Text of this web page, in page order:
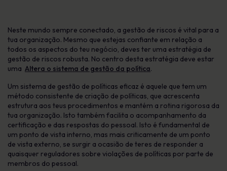
Neste mundo sempre conectado, a gestão de riscos é vital para a
tua organização. Mesmo que estejas confiante em relação a
todos os aspectos do teu negócio, deves ter uma estratégia de
gestão de riscos robusta. No centro desta estratégia deve estar
uma Altera o sistema de gestão da política.
Um sistema de gestão de políticas eficaz é aquele que tem um
método consistente de criação de políticas, que acrescenta
estrutura aos teus procedimentos e mantém a rotina rigorosa da
tua organização. Isto também facilita o acompanhamento da
certificação e das respostas do pessoal. Isto é fundamental de
um ponto de vista interno, mas mais criticamente de um ponto
de vista externo, se surgir a ocasião de teres de responder a
quaisquer reguladores sobre violações de políticas por parte de
membros do pessoal.